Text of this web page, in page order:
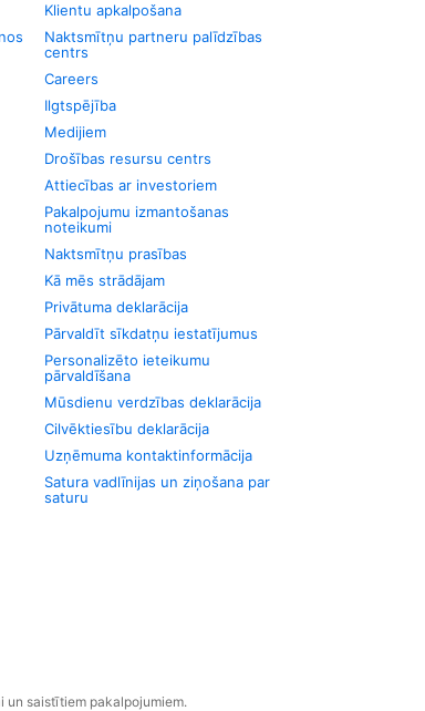
Klientu apkalpošana
Naktsmītņu partneru palīdzības
centrs
Careers
Ilgtspējība
Medijiem
Drošības resursu centrs
Attiecības ar investoriem
Pakalpojumu izmantošanas
noteikumi
Naktsmītņu prasības
Kā mēs strādājam
Privātuma deklarācija
Pārvaldīt sīkdatņu iestatījumus
Personalizēto ieteikumu
pārvaldīšana
Mūsdienu verdzības deklarācija
Cilvēktiesību deklarācija
Uzņēmuma kontaktinformācija
Satura vadlīnijas un ziņošana par
saturu
un saistītiem pakalpojumiem.